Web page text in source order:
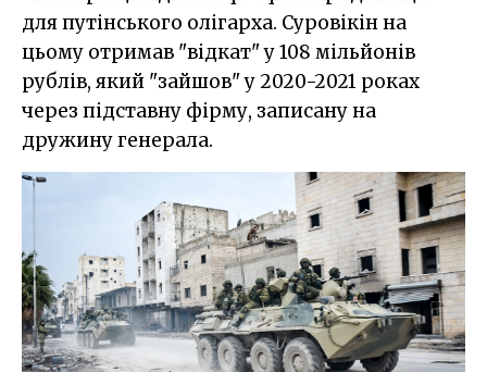
для путінського олігарха. Суровікін на
цьому отримав "відкат" у 108 мільйонів
рублів, який "зайшов" у 2020-2021 роках
через підставну фірму, записану на
дружину генерала.